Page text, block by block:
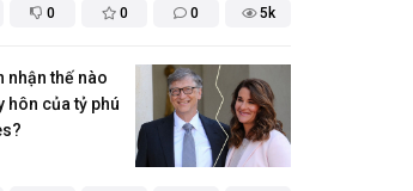
0 0 0 5k
nhận thế nào
hôn của tỷ phú